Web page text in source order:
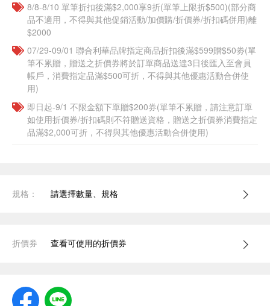
8/8-8/10 單筆折扣後滿$2,000享9折(單筆上限折$500)(部分商
品不適用，不得與其他促銷活動/加價購/折價券/折扣碼併用)離
$2000
07/29-09/01 聯合利華品牌指定商品折扣後滿$599贈$50劵(單
筆不累贈，贈送之折價券將於訂單商品送達3日後匯入至會員
帳戶，消費指定品滿$500可折，不得與其他優惠活動合併使
用)
即日起-9/1 不限金額下單贈$200券(單筆不累贈，請注意訂單
如使用折價券/折扣碼則不符贈送資格，贈送之折價券消費指定
品滿$2,000可折，不得與其他優惠活動合併使用)
規格： 請選擇數量、規格
折價券 查看可使用的折價券